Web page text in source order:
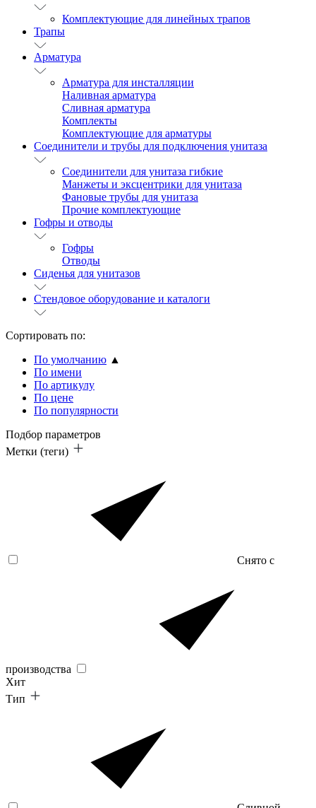
Комплектующие для линейных трапов
Трапы
Арматура
Арматура для инсталляции
Наливная арматура
Сливная арматура
Комплекты
Комплектующие для арматуры
Соединители и трубы для подключения унитаза
Соединители для унитаза гибкие
Манжеты и эксцентрики для унитаза
Фановые трубы для унитаза
Прочие комплектующие
Гофры и отводы
Гофры
Отводы
Сиденья для унитазов
Стендовое оборудование и каталоги
Сортировать по:
По умолчанию ▲
По имени
По артикулу
По цене
По популярности
Подбор параметров
Метки (теги)
Снято с
производства
Хит
Тип